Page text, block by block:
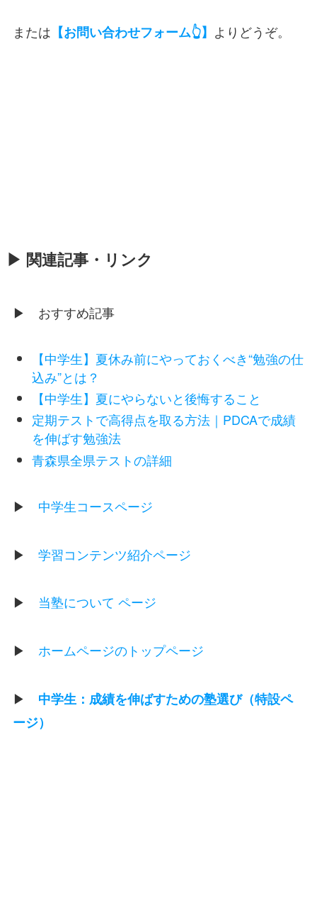
または 【お問い合わせフォーム👆】 よりどうぞ。
▶ 関連記事・リンク
▶ おすすめ記事
【中学生】夏休み前にやっておくべき“勉強の仕
込み”とは？
【中学生】夏にやらないと後悔すること
定期テストで高得点を取る方法｜PDCAで成績
を伸ばす勉強法
青森県全県テストの詳細
▶ 中学生コースページ
▶ 学習コンテンツ紹介ページ
▶ 当塾について ページ
▶ ホームページのトップページ
▶ 中学生：成績を伸ばすための塾選び（特設ペ
ージ）